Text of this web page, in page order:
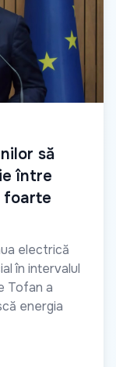
să
între
foarte
electrică
în intervalul
Tofan a
energia